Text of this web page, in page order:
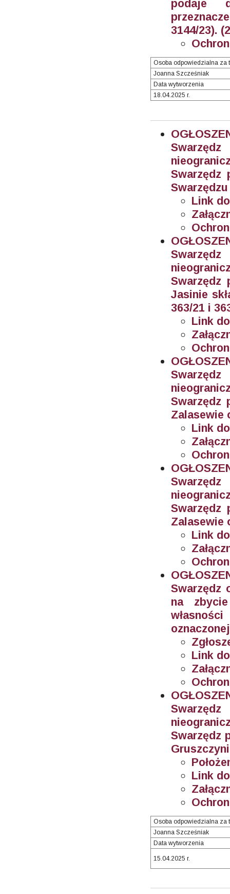
podaje
3144/23).
Osoba odpowiedzialna za
Joanna Szcześniak
Data wytworzenia
18.04.2025 r.
Swarzędz
Link
Swarzędz
Jasinie
363/21 i
Link
Swarzędz
Zalasewie
Link
Swarzędz
Zalasewie
Link
Swarzędz
na
Link
Swarzędz
Link
Osoba odpowiedzialna za
Joanna Szcześniak
Data wytworzenia
15.04.2025 r.